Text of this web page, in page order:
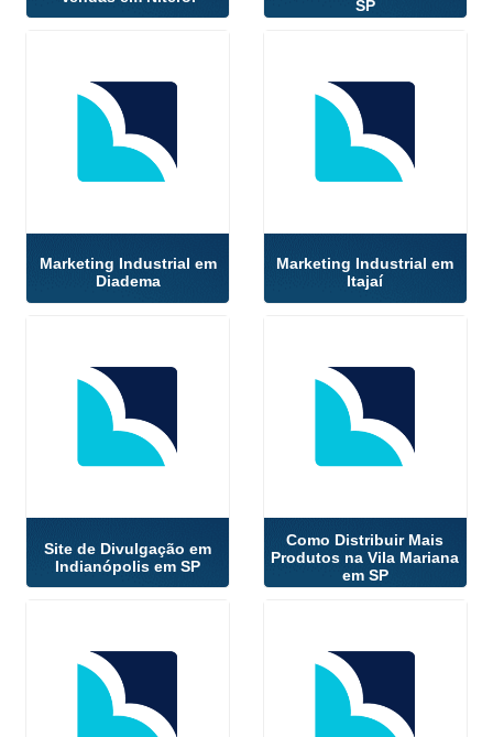
SP
Marketing Industrial em
Diadema
Marketing Industrial em
Itajaí
Site de Divulgação em
Indianópolis em SP
Como Distribuir Mais
Produtos na Vila Mariana
em SP